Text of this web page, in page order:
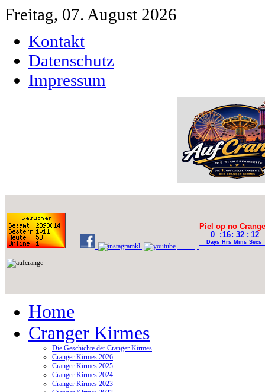
Freitag, 07. August 2026
Kontakt
Datenschutz
Impressum
Home
Cranger Kirmes
Die Geschichte der Cranger Kirmes
Cranger Kirmes 2026
Cranger Kirmes 2025
Cranger Kirmes 2024
Cranger Kirmes 2023